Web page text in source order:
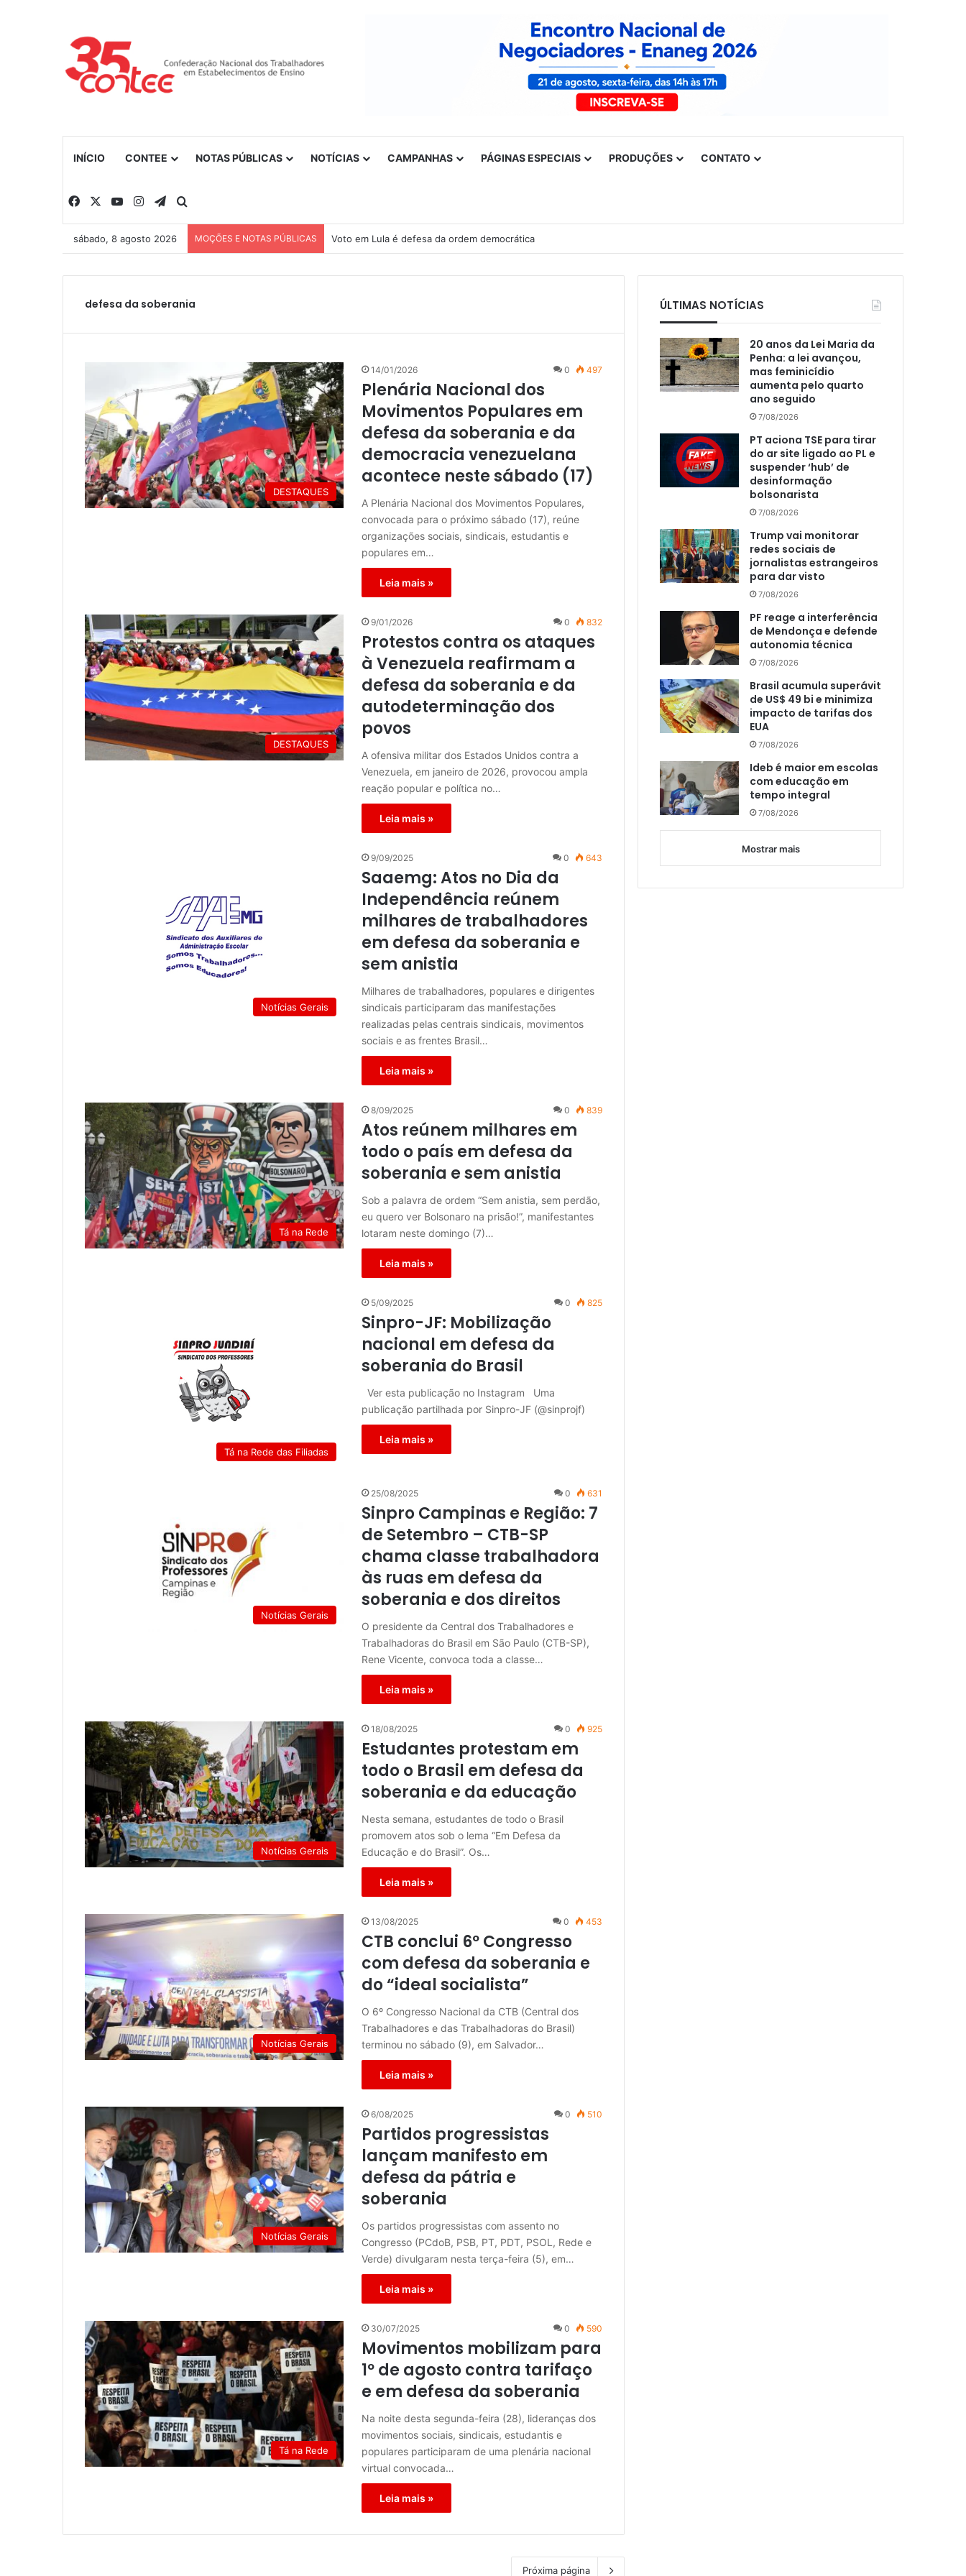
INÍCIO CONTEE NOTAS PÚBLICAS NOTÍCIAS CAMPANHAS PÁGINAS ESPECIAIS PRODUÇÕES CONTATO
Facebook YouTubeInstagramTelegram
sábado, 8 agosto 2026 MOÇÕES E NOTAS PÚBLICAS Voto em Lula é defesa da ordem democrática
defesa da soberania
DESTAQUES
14/01/2026 0 497
Plenária Nacional dos
Movimentos Populares em
defesa da soberania e da
democracia venezuelana
acontece neste sábado (17)
A Plenária Nacional dos Movimentos Populares,
convocada para o próximo sábado (17), reúne
organizações sociais, sindicais, estudantis e
populares em…
Leia mais »
DESTAQUES
9/01/2026 0 832
Protestos contra os ataques
à Venezuela reafirmam a
defesa da soberania e da
autodeterminação dos
povos
A ofensiva militar dos Estados Unidos contra a
Venezuela, em janeiro de 2026, provocou ampla
reação popular e política no…
Leia mais »
Notícias Gerais
9/09/2025 0 643
Saaemg: Atos no Dia da
Independência reúnem
milhares de trabalhadores
em defesa da soberania e
sem anistia
Milhares de trabalhadores, populares e dirigentes
sindicais participaram das manifestações
realizadas pelas centrais sindicais, movimentos
sociais e as frentes Brasil…
Leia mais »
Tá na Rede
8/09/2025 0 839
Atos reúnem milhares em
todo o país em defesa da
soberania e sem anistia
Sob a palavra de ordem “Sem anistia, sem perdão,
eu quero ver Bolsonaro na prisão!”, manifestantes
lotaram neste domingo (7)…
Leia mais »
Tá na Rede das Filiadas
5/09/2025 0 825
Sinpro-JF: Mobilização
nacional em defesa da
soberania do Brasil
Ver esta publicação no Instagram Uma
publicação partilhada por Sinpro-JF (@sinprojf)
Leia mais »
Notícias Gerais
25/08/2025 0 631
Sinpro Campinas e Região: 7
de Setembro – CTB-SP
chama classe trabalhadora
às ruas em defesa da
soberania e dos direitos
O presidente da Central dos Trabalhadores e
Trabalhadoras do Brasil em São Paulo (CTB-SP),
Rene Vicente, convoca toda a classe…
Leia mais »
Notícias Gerais
18/08/2025 0 925
Estudantes protestam em
todo o Brasil em defesa da
soberania e da educação
Nesta semana, estudantes de todo o Brasil
promovem atos sob o lema “Em Defesa da
Educação e do Brasil”. Os…
Leia mais »
Notícias Gerais
13/08/2025 0 453
CTB conclui 6º Congresso
com defesa da soberania e
do “ideal socialista”
O 6º Congresso Nacional da CTB (Central dos
Trabalhadores e das Trabalhadoras do Brasil)
terminou no sábado (9), em Salvador…
Leia mais »
Notícias Gerais
6/08/2025 0 510
Partidos progressistas
lançam manifesto em
defesa da pátria e
soberania
Os partidos progressistas com assento no
Congresso (PCdoB, PSB, PT, PDT, PSOL, Rede e
Verde) divulgaram nesta terça-feira (5), em…
Leia mais »
Tá na Rede
30/07/2025 0 590
Movimentos mobilizam para
1º de agosto contra tarifaço
e em defesa da soberania
Na noite desta segunda-feira (28), lideranças dos
movimentos sociais, sindicais, estudantis e
populares participaram de uma plenária nacional
virtual convocada…
Leia mais »
Próxima página
ÚLTIMAS NOTÍCIAS
20 anos da Lei Maria da
Penha: a lei avançou,
mas feminicídio
aumenta pelo quarto
ano seguido
7/08/2026
PT aciona TSE para tirar
do ar site ligado ao PL e
suspender ‘hub’ de
desinformação
bolsonarista
7/08/2026
Trump vai monitorar
redes sociais de
jornalistas estrangeiros
para dar visto
7/08/2026
PF reage a interferência
de Mendonça e defende
autonomia técnica
7/08/2026
Brasil acumula superávit
de US$ 49 bi e minimiza
impacto de tarifas dos
EUA
7/08/2026
Ideb é maior em escolas
com educação em
tempo integral
7/08/2026
Mostrar mais